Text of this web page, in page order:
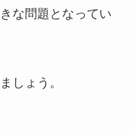
な問題となってい
しょう。